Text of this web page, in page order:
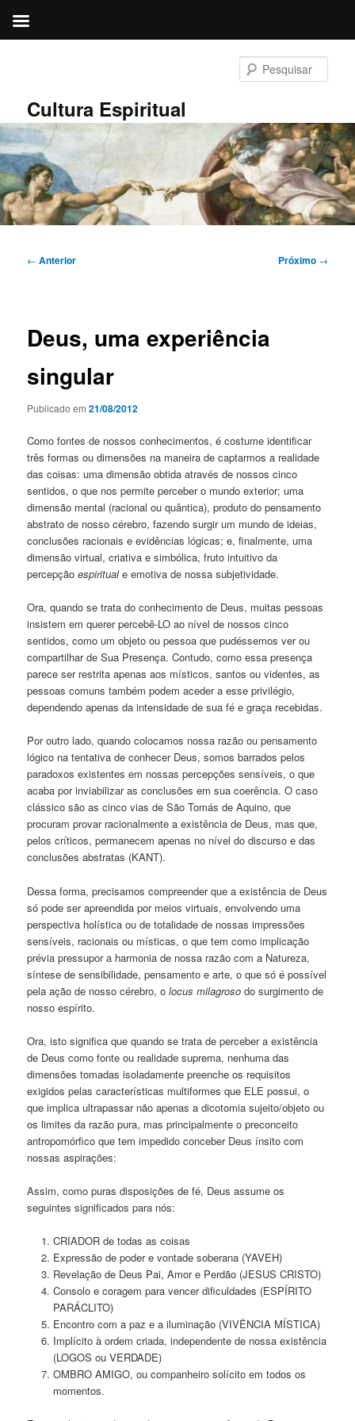
principalCultura Espiritual
Navegação
← Anterior Próximo →
Deus, uma experiência
singular
Publicado em21/08/2012
Como fontes de nossos conhecimentos, é costume identificar
três formas ou dimensões na maneira de captarmos a realidade
das coisas: uma dimensão obtida através de nossos cinco
sentidos, o que nos permite perceber o mundo exterior; uma
dimensão mental (racional ou quântica), produto do pensamento
abstrato de nosso cérebro, fazendo surgir um mundo de ideias,
conclusões racionais e evidências lógicas; e, finalmente, uma
dimensão virtual, criativa e simbólica, fruto intuitivo da
percepçãoespirituale emotiva de nossa subjetividade.
Ora, quando se trata do conhecimento de Deus, muitas pessoas
insistem em querer percebê-LO ao nível de nossos cinco
sentidos, como um objeto ou pessoa que pudéssemos ver ou
compartilhar de Sua Presença. Contudo, como essa presença
parece ser restrita apenas aos místicos, santos ou videntes, as
pessoas comuns também podem aceder a esse privilégio,
dependendo apenas da intensidade de sua fé e graça recebidas.
Por outro lado, quando colocamos nossa razão ou pensamento
lógico na tentativa de conhecer Deus, somos barrados pelos
paradoxos existentes em nossas percepções sensíveis, o que
acaba por inviabilizar as conclusões em sua coerência. O caso
clássico são as cinco vias de São Tomás de Aquino, que
procuram provar racionalmente a existência de Deus, mas que,
pelos críticos, permanecem apenas no nível do discurso e das
conclusões abstratas (KANT).
Dessa forma, precisamos compreender que a existência de Deus
só pode ser apreendida por meios virtuais, envolvendo uma
perspectiva holística ou de totalidade de nossas impressões
sensíveis, racionais ou místicas, o que tem como implicação
prévia pressupor a harmonia de nossa razão com a Natureza,
síntese de sensibilidade, pensamento e arte, o que só é possível
pela ação de nosso cérebro, olocus milagroso do surgimento de
nosso espírito.
Ora, isto significa que quando se trata de perceber a existência
de Deus como fonte ou realidade suprema, nenhuma das
dimensões tomadas isoladamente preenche os requisitos
exigidos pelas características multiformes que ELE possui, o
que implica ultrapassar não apenas a dicotomia sujeito/objeto ou
os limites da razão pura, mas principalmente o preconceito
antropomórfico que tem impedido conceber Deus ínsito com
nossas aspirações:
Assim, como puras disposições de fé, Deus assume os
seguintes significados para nós:
CRIADOR de todas as coisas
Expressão de poder e vontade soberana (YAVEH)
Revelação de Deus Pai, Amor e Perdão (JESUS CRISTO)
Consolo e coragem para vencer dificuldades (ESPÍRITO
PARÁCLITO)
Encontro com a paz e a iluminação (VIVÊNCIA MÍSTICA)
Implícito à ordem criada, independente de nossa existência
(LOGOS ou VERDADE)
OMBRO AMIGO, ou companheiro solícito em todos os
momentos.